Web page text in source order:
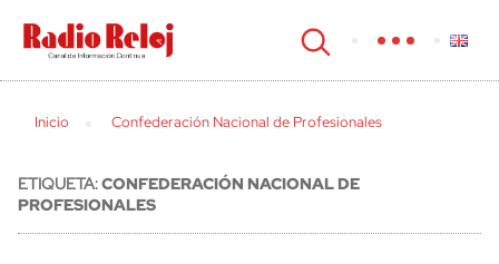
cerrar
Inicio Confederación Nacional de Profesionales
ETIQUETA:CONFEDERACIÓN NACIONAL DE
PROFESIONALES